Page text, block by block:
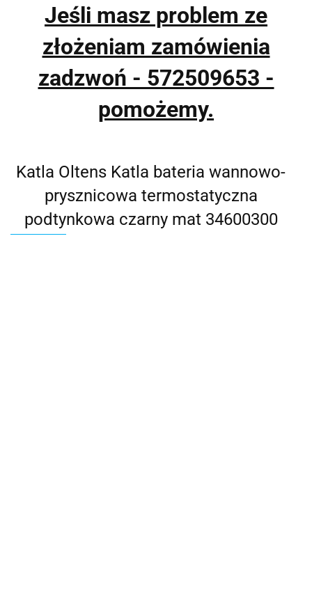
Jeśli masz problem ze
złożeniam zamówienia
zadzwoń - 572509653 -
pomożemy.
Katla Oltens Katla bateria wannowo-
prysznicowa termostatyczna
podtynkowa czarny mat 34600300